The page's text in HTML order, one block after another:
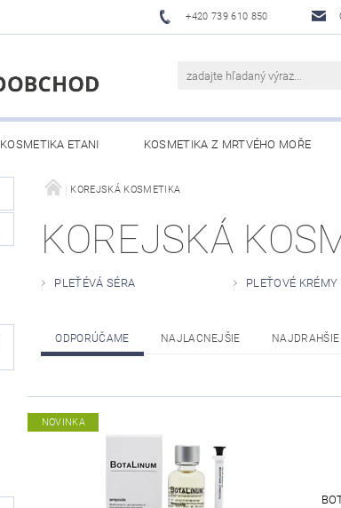
+420 739 610 850
KOSMETIKA ETANI KOSMETIKA Z MRTVÉHO MOŘE
REGISTRACE O NÁS
KOREJSKÁ KOSMETIKA
KOREJSKÁ
PLEŤÉVÁ SÉRA PLEŤOVÉ KRÉMY
ODPORÚČAME NAJLACNEJŠIE NAJDRAHŠIE
NOVINKA